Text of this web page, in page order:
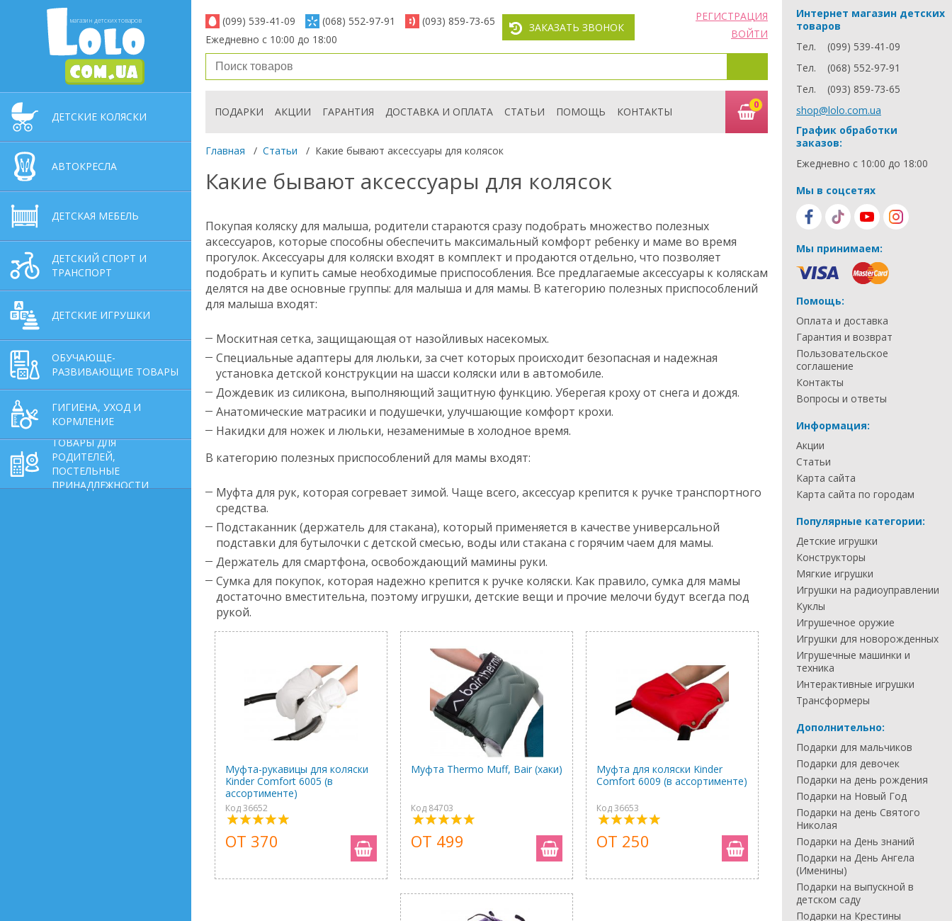
магазин детских товаров
ДЕТСКИЕ КОЛЯСКИ
АВТОКРЕСЛА
ДЕТСКАЯ МЕБЕЛЬ
ДЕТСКИЙ СПОРТ И
ТРАНСПОРТ
ДЕТСКИЕ ИГРУШКИ
ОБУЧАЮЩЕ-
РАЗВИВАЮЩИЕ ТОВАРЫ
ГИГИЕНА, УХОД И
КОРМЛЕНИЕ
ТОВАРЫ ДЛЯ
РОДИТЕЛЕЙ,
ПОСТЕЛЬНЫЕ
ПРИНАДЛЕЖНОСТИ
(099) 539-41-09 (068) 552-97-91
(093) 859-73-65
Ежедневно с 10:00 до 18:00
ЗАКАЗАТЬ ЗВОНОК
РЕГИСТРАЦИЯ
ВОЙТИ
ПОДАРКИ АКЦИИ ГАРАНТИЯ ДОСТАВКА И ОПЛАТА СТАТЬИ ПОМОЩЬ КОНТАКТЫ
0
Главная / Статьи / Какие бывают аксессуары для колясок
Какие бывают аксессуары для колясок
Покупая коляску для малыша, родители стараются сразу подобрать множество полезных
аксессуаров, которые способны обеспечить максимальный комфорт ребенку и маме во время
прогулок. Аксессуары для коляски входят в комплект и продаются отдельно, что позволяет
подобрать и купить самые необходимые приспособления. Все предлагаемые аксессуары к коляскам
делятся на две основные группы: для малыша и для мамы. В категорию полезных приспособлений
для малыша входят:
Москитная сетка, защищающая от назойливых насекомых.
Специальные адаптеры для люльки, за счет которых происходит безопасная и надежная
установка детской конструкции на шасси коляски или в автомобиле.
Дождевик из силикона, выполняющий защитную функцию. Уберегая кроху от снега и дождя.
Анатомические матрасики и подушечки, улучшающие комфорт крохи.
Накидки для ножек и люльки, незаменимые в холодное время.
В категорию полезных приспособлений для мамы входят:
Муфта для рук, которая согревает зимой. Чаще всего, аксессуар крепится к ручке транспортного
средства.
Подстаканник (держатель для стакана), который применяется в качестве универсальной
подставки для бутылочки с детской смесью, воды или стакана с горячим чаем для мамы.
Держатель для смартфона, освобождающий мамины руки.
Сумка для покупок, которая надежно крепится к ручке коляски. Как правило, сумка для мамы
достаточно вместительна, поэтому игрушки, детские вещи и прочие мелочи будут всегда под
рукой.
Муфта-рукавицы для коляски
Kinder Comfort 6005 (в
ассортименте)
Код 36652
ОТ 370
Муфта Thermo Muff, Bair (хаки)
Код 84703
ОТ 499
Муфта для коляски Kinder
Comfort 6009 (в ассортименте)
Код 36653
ОТ 250
Интернет магазин детских
товаров
Тел.
(099) 539-41-09
Тел.
(068) 552-97-91
Тел.
(093) 859-73-65
shop@lolo.com.ua
График обработки
заказов:
Ежедневно с 10:00 до 18:00
Мы в соцсетях
Мы принимаем:
Помощь:
Оплата и доставка
Гарантия и возврат
Пользовательское
соглашение
Контакты
Вопросы и ответы
Информация:
Акции
Статьи
Карта сайта
Карта сайта по городам
Популярные категории:
Детские игрушки
Конструкторы
Мягкие игрушки
Игрушки на радиоуправлении
Куклы
Игрушечное оружие
Игрушки для новорожденных
Игрушечные машинки и
техника
Интерактивные игрушки
Трансформеры
Дополнительно:
Подарки для мальчиков
Подарки для девочек
Подарки на день рождения
Подарки на Новый Год
Подарки на день Святого
Николая
Подарки на День знаний
Подарки на День Ангела
(Именины)
Подарки на выпускной в
детском саду
Подарки на Крестины